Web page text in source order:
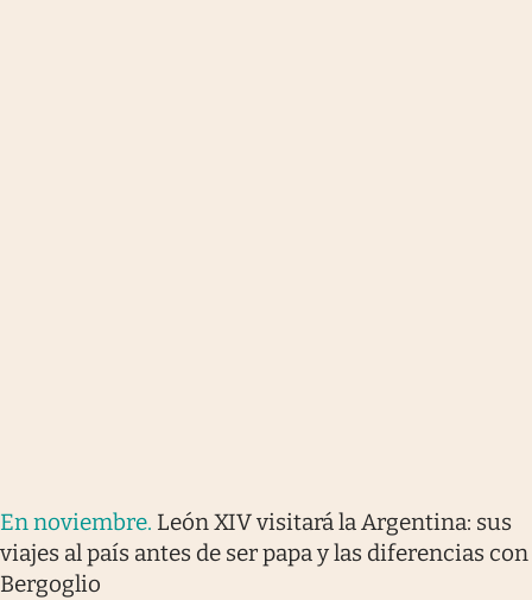
En noviembre. León XIV visitará la Argentina: sus
viajes al país antes de ser papa y las diferencias con
Bergoglio